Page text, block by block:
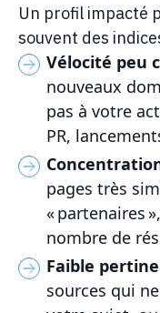
Un profil impacté
souvent des
Vélocité peu
nouveaux
pas à votre
PR,
pages très
« partenaires
nombre de
Faible
sources qui